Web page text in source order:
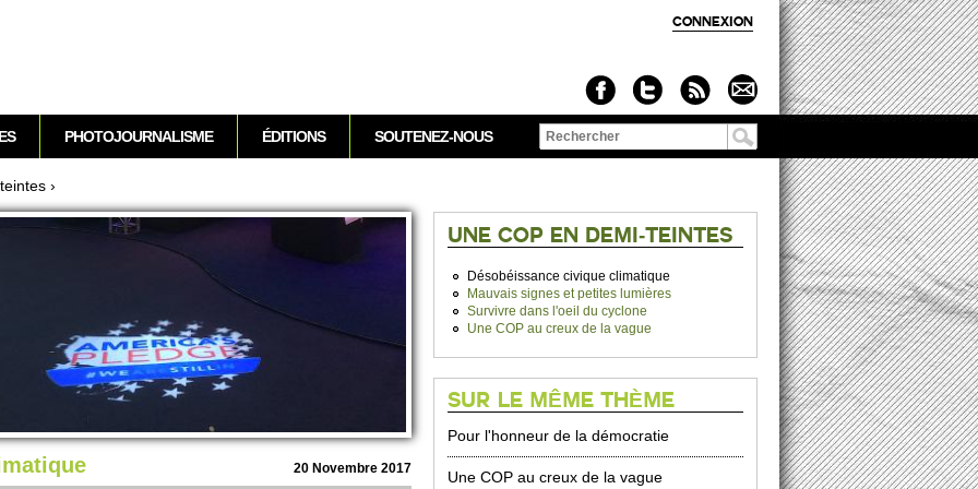
CONNEXION
›
20 Nove­mbre 2017
PHOTOJOURNALISME ÉDITIONS SOUTENEZ-NOUS
Formulaire de
UNE COP EN DEMI-TEINTES
Désobéissance civique climatique
Mauvais signes et petites lumières
Survivre dans l'oeil du cyclone
Une COP au creux de la vague
SUR LE MÊME THÈME
Pour l'honneur de la démocratie
Une COP au creux de la vague